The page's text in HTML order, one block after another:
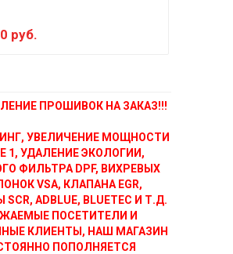
руб.
ПРОШИВОК НА ЗАКАЗ!!!
УВЕЛИЧЕНИЕ МОЩНОСТИ
1, УДАЛЕНИЕ ЭКОЛОГИИ,
ФИЛЬТРА DPF, ВИХРЕВЫХ
VSA, КЛАПАНА EGR,
ADBLUE, BLUETEC И Т.Д.
ПОСЕТИТЕЛИ И
КЛИЕНТЫ, НАШ МАГАЗИН
ПОПОЛНЯЕТСЯ